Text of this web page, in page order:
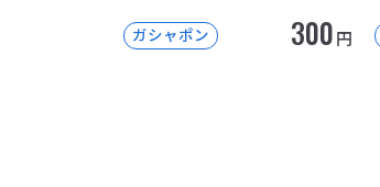
ガシャポン 300円